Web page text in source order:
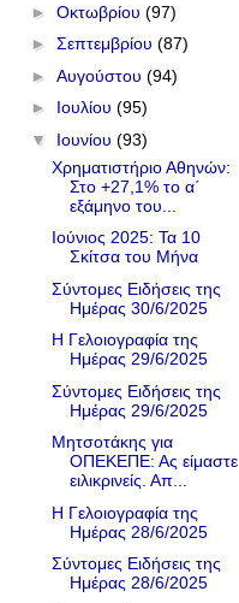
► Οκτωβρίου (97)
► Σεπτεμβρίου (87)
► Αυγούστου (94)
► Ιουλίου (95)
▼ Ιουνίου (93)
Χρηματιστήριο Αθηνών:
Στο +27,1% το α΄
εξάμηνο του...
Ιούνιος 2025: Τα 10
Σκίτσα του Μήνα
Σύντομες Ειδήσεις της
Ημέρας 30/6/2025
Η Γελοιογραφία της
Ημέρας 29/6/2025
Σύντομες Ειδήσεις της
Ημέρας 29/6/2025
Μητσοτάκης για
ΟΠΕΚΕΠΕ: Ας είμαστε
ειλικρινείς. Απ...
Η Γελοιογραφία της
Ημέρας 28/6/2025
Σύντομες Ειδήσεις της
Ημέρας 28/6/2025